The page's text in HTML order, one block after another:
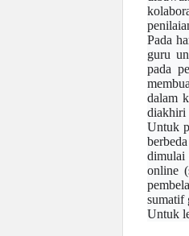
Pada
guru
pada
dalam
diakhiri
Untuk
dimulai
online
sumatif
Untuk